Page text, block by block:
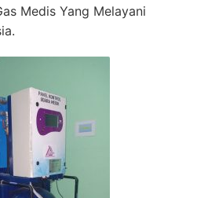
Medis Yang Melayani